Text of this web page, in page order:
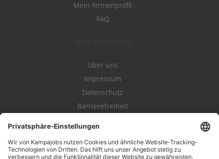
Mein Firmenprofil
FAQ
Über uns
Impressum
Datenschutz
Barrierefreiheit
Kampahire